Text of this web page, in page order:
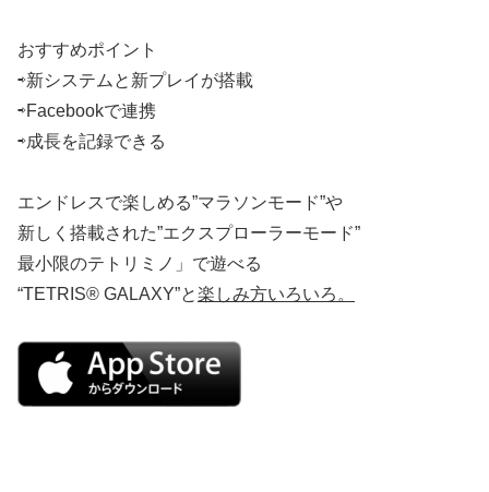
おすすめポイント
⇨新システムと新プレイが搭載
⇨Facebookで連携
⇨成長を記録できる
エンドレスで楽しめる”マラソンモード”や
新しく搭載された”エクスプローラーモード”
最小限のテトリミノ」で遊べる
“TETRIS® GALAXY”と楽しみ方いろいろ。